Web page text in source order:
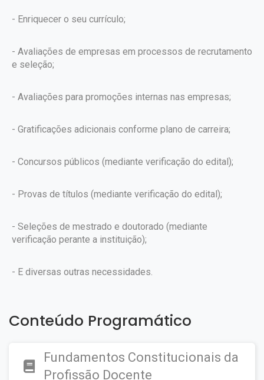
- Enriquecer o seu currículo;
- Avaliações de empresas em processos de recrutamento
e seleção;
- Avaliações para promoções internas nas empresas;
- Gratificações adicionais conforme plano de carreira;
- Concursos públicos (mediante verificação do edital);
- Provas de títulos (mediante verificação do edital);
- Seleções de mestrado e doutorado (mediante
verificação perante a instituição);
- E diversas outras necessidades.
Conteúdo Programático
Fundamentos Constitucionais da
Profissão Docente